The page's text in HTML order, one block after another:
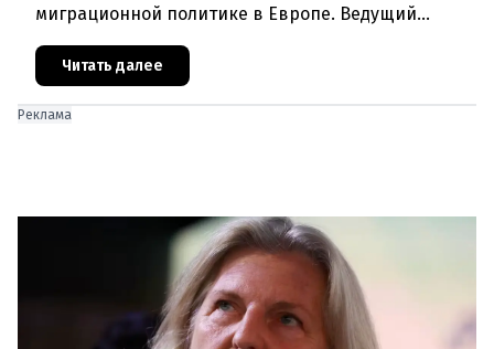
миграционной политике в Европе. Ведущий
эксперт по миграции Джеральд Кнаус, один из
архитекторов соглашения ЕС-Турция 2016
Читать далее
Реклама